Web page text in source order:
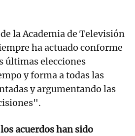
la Academia de Televisión
ha actuado conforme
últimas elecciones
y forma a todas las
y argumentando las
acuerdos han sido